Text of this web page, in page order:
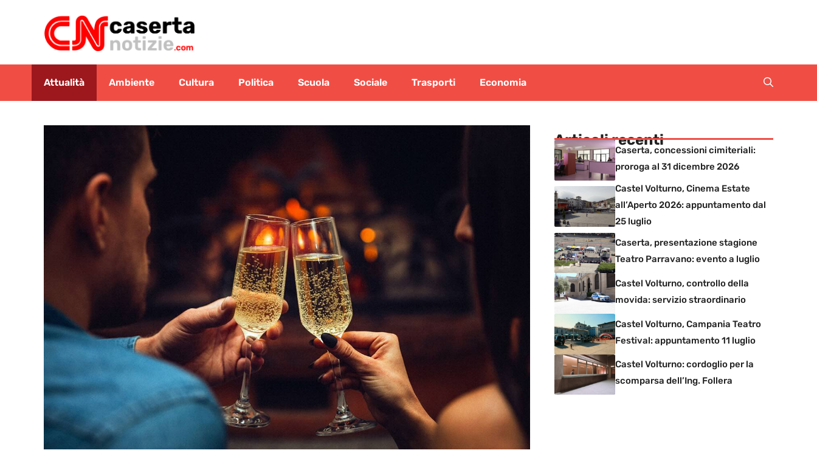
contenuto
Attualità Ambiente Cultura Politica Scuola Sociale Trasporti Economia
Articoli recenti
Caserta, concessioni cimiteriali:
proroga al 31 dicembre 2026
Castel Volturno, Cinema Estate
all’Aperto 2026: appuntamento dal
25 luglio
Caserta, presentazione stagione
Teatro Parravano: evento a luglio
Castel Volturno, controllo della
movida: servizio straordinario
Castel Volturno, Campania Teatro
Festival: appuntamento 11 luglio
Castel Volturno: cordoglio per la
scomparsa dell’Ing. Follera